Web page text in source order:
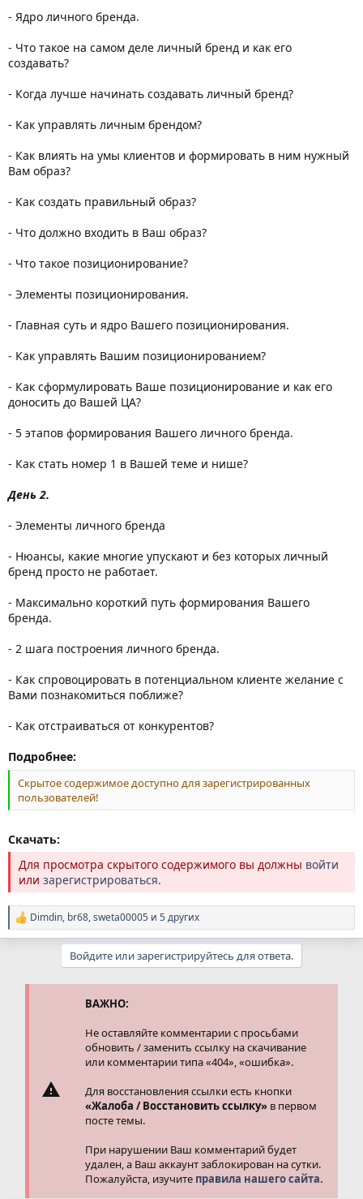
- Ядро личного бренда.
- Что такое на самом деле личный бренд и как его
создавать?
- Когда лучше начинать создавать личный бренд?
- Как управлять личным брендом?
- Как влиять на умы клиентов и формировать в ним нужный
Вам образ?
- Как создать правильный образ?
- Что должно входить в Ваш образ?
- Что такое позиционирование?
- Элементы позиционирования.
- Главная суть и ядро Вашего позиционирования.
- Как управлять Вашим позиционированием?
- Как сформулировать Ваше позиционирование и как его
доносить до Вашей ЦА?
- 5 этапов формирования Вашего личного бренда.
- Как стать номер 1 в Вашей теме и нише?
День 2.
- Элементы личного бренда
- Нюансы, какие многие упускают и без которых личный
бренд просто не работает.
- Максимально короткий путь формирования Вашего
бренда.
- 2 шага построения личного бренда.
- Как спровоцировать в потенциальном клиенте желание с
Вами познакомиться поближе?
- Как отстраиваться от конкурентов?
Подробнее:
Скрытое содержимое доступно для зарегистрированных
пользователей!
Скачать:
Для просмотра скрытого содержимого вы должны войти
или зарегистрироваться.
Р
е
Dimdin, br68,sweta00005 и 5 других
Войдите или зарегистрируйтесь для ответа.
ВАЖНО:
Не оставляйте комментарии с просьбами
обновить / заменить ссылку на скачивание
или комментарии типа «404», «ошибка».
Для восстановления ссылки есть кнопки
«Жалоба / Восстановить ссылку» в первом
посте темы.
При нарушении Ваш комментарий будет
удален, а Ваш аккаунт заблокирован на сутки.
Пожалуйста, изучите правила нашего сайта.